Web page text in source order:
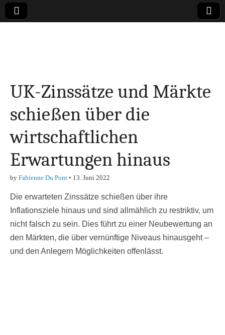
Finanzen,
Marketing-, Vertrieb-
& Investment-Tipps
UK-Zinssätze und Märkte
schießen über die
wirtschaftlichen
Erwartungen hinaus
by Fabienne Du Pont • 13. Juni 2022
Die erwarteten Zinssätze schießen über ihre
Inflationsziele hinaus und sind allmählich zu restriktiv, um
nicht falsch zu sein. Dies führt zu einer Neubewertung an
den Märkten, die über vernünftige Niveaus hinausgeht –
und den Anlegern Möglichkeiten offenlässt.